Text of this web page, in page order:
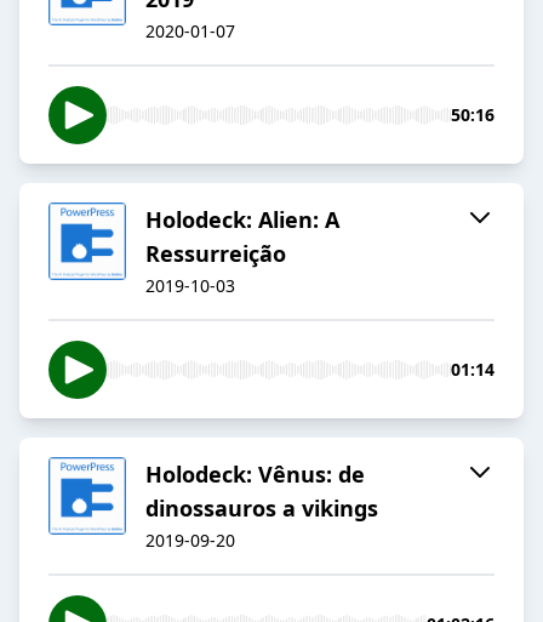
2020-01-07
50:16
Holodeck: Alien: A
Ressurreição
2019-10-03
01:14
Holodeck: Vênus: de
dinossauros a vikings
2019-09-20